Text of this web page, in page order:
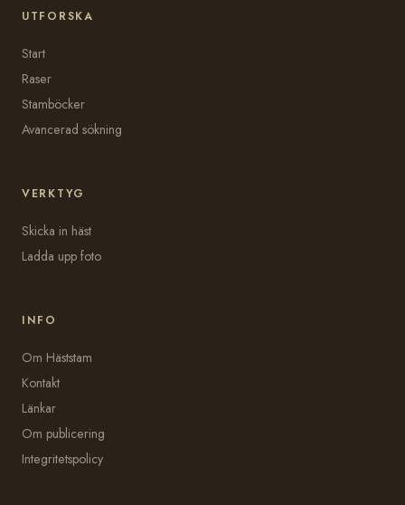
UTFORSKA
Start
Raser
Stamböcker
Avancerad sökning
VERKTYG
Skicka in häst
Ladda upp foto
INFO
Om Häststam
Kontakt
Länkar
Om publicering
Integritetspolicy